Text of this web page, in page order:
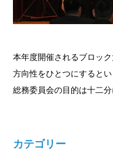
本年度開催されるブロッ
方向性をひとつにするとい
総務委員会の目的は十二
カテゴリー